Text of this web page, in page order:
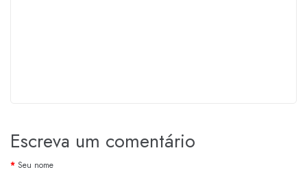
Escreva um comentário
Seu nome